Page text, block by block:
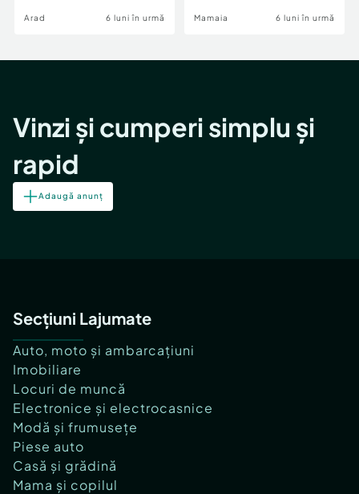
Arad 6 luni în urmă Mamaia 6 luni în urmă
Vinzi și cumperi simplu și
rapid
Adaugă anunț
Secțiuni Lajumate
Auto, moto și ambarcațiuni
Imobiliare
Locuri de muncă
Electronice și electrocasnice
Modă și frumusețe
Piese auto
Casă și grădină
Mama și copilul